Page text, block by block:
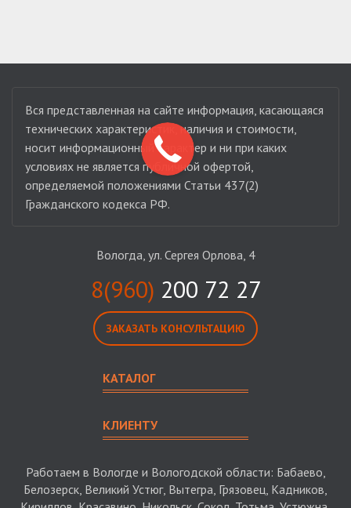
Вся представленная на сайте информация, касающаяся
технических характеристик, наличия и стоимости,
носит информационный характер и ни при каких
условиях не является публичной офертой,
определяемой положениями Статьи 437(2)
Гражданского кодекса РФ.
Вологда, ул. Сергея Орлова, 4
8(960) 200 72 27
ЗАКАЗАТЬ КОНСУЛЬТАЦИЮ
КАТАЛОГ
КЛИЕНТУ
Работаем в Вологде и Вологодской области: Бабаево,
Белозерск, Великий Устюг, Вытегра, Грязовец, Кадников,